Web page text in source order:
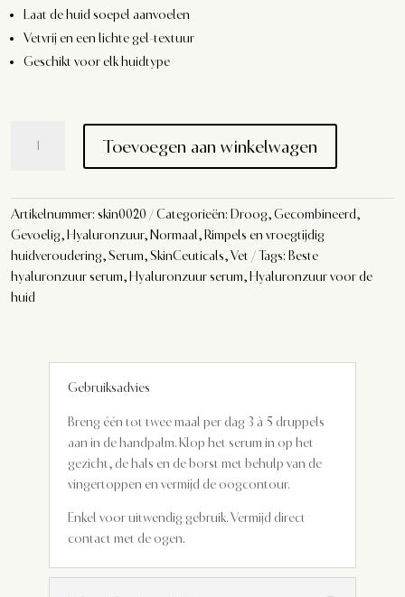
Laat de huid soepel aanvoelen
Vetvrij en een lichte gel-textuur
Geschikt voor elk huidtype
SkinCeuticals
Hydrating
Toevoegen aan winkelwagen
Artikelnummer: skin0020 Categorieën: Droog,Gecombineerd,
Gevoelig, Hyaluronzuur,Normaal, Rimpels en vroegtijdig
huidveroudering,Serum,SkinCeuticals,Vet Tags: Beste
hyaluronzuur serum, Hyaluronzuur serum, Hyaluronzuur voor de
huid
Gebruiksadvies
Breng één tot twee maal per dag 3 à 5 druppels
aan in de handpalm. Klop het serum in op het
gezicht, de hals en de borst met behulp van de
vingertoppen en vermijd de oogcontour.
Enkel voor uitwendig gebruik. Vermijd direct
contact met de ogen.